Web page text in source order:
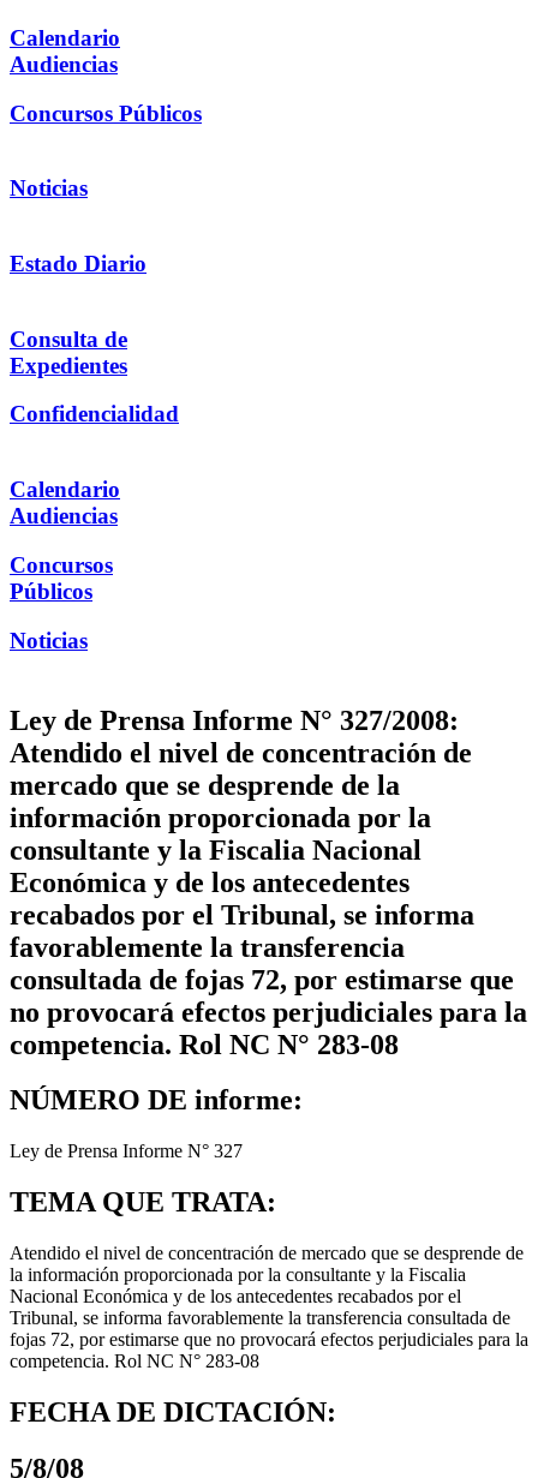
Calendario
Audiencias
Concursos Públicos
Noticias
Estado Diario
Consulta de
Expedientes
Confidencialidad
Calendario
Audiencias
Concursos
Públicos
Noticias
Ley de Prensa Informe N° 327/2008:
Atendido el nivel de concentración de
mercado que se desprende de la
información proporcionada por la
consultante y la Fiscalia Nacional
Económica y de los antecedentes
recabados por el Tribunal, se informa
favorablemente la transferencia
consultada de fojas 72, por estimarse que
no provocará efectos perjudiciales para la
competencia. Rol NC N° 283-08
NÚMERO DE informe:
Ley de Prensa Informe N° 327
TEMA QUE TRATA:
Atendido el nivel de concentración de mercado que se desprende de
la información proporcionada por la consultante y la Fiscalia
Nacional Económica y de los antecedentes recabados por el
Tribunal, se informa favorablemente la transferencia consultada de
fojas 72, por estimarse que no provocará efectos perjudiciales para la
competencia. Rol NC N° 283-08
FECHA DE DICTACIÓN:
5/8/08